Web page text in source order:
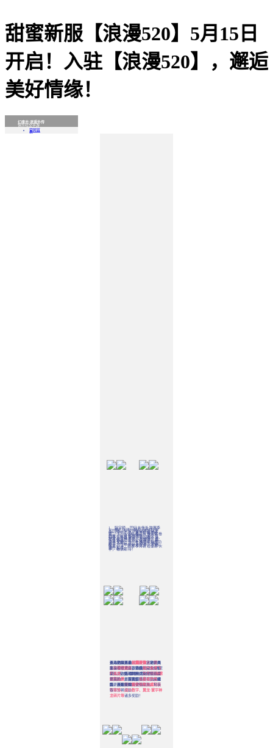
甜蜜新服【浪漫520】5月15日
开启！入驻【浪漫520】，邂逅
美好情缘！
幻唐志:逍遥外传
快乐社交手游
官网首
页
1、单人玩法，最多可出战2伙
伴+3宠物； 2、重置后每周将
开放一定可挑战层数，通关塔
层可获得神兽灵、高级魔兽要
诀等奖励； 3、专属战斗指挥功
能，战斗中可以对伙伴、宠物
进行指挥。
1、除宗师、回归伙伴外跨赛季
不回收，保留伙伴品质及其天
赋； 2、伙伴精魄、伙伴天赋卷
轴等伙伴赛季资源将回收； 3、
伙伴饰品功能将全面取消，镇
妖塔不再获取及生效伙伴饰品
效果； 4、新赛季将新增全新伙
伴，敬请期待！
参与钓鱼活动，钓获鱼宝宝时概
率获得限定鱼，钓获限定鱼解锁
图鉴，收集不同种类鱼宝宝可获
得奖励。提升图鉴进度，达成进
度可获取限时鱼背饰以及庭院装
饰等珍稀奖励！
天选之战赛事将加开霸主、盟
主、尊主赛区，持续时间为5月至
8月。霸主、盟主、尊主赛区无需
进行投票，报名即可参与，届时
四个赛区将同时进行比赛。可获
取背饰、战斗数字、翼龙·寰宇神
龙碎片等诸多奖励！
活动期间享受结婚半价 、更换夫
妻称谓半价、豪华婚礼和浪漫婚
宴八折、婚服特惠、世界祝福和
红包八折、首次结婚可得限时挂
饰、还有红娘送祝福哦~
双人组队开启比翼双飞 活动，两
队操控纸鸢接取道具提升纸鸢飞
行高度，活动时间结束时总高度
更高的一方获胜；夫妻或异性组
队，还能获得额外分数加成！